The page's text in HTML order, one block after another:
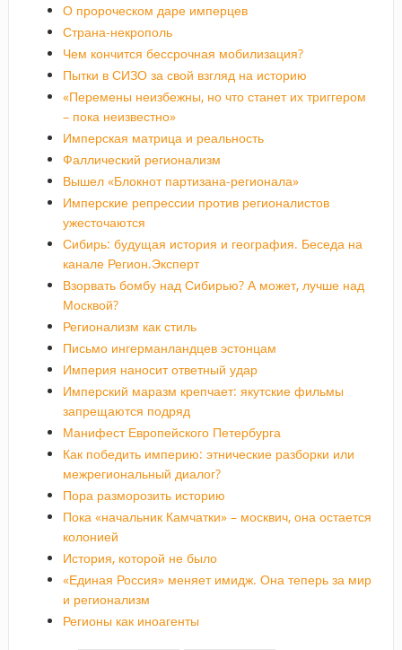
О пророческом даре имперцев
Страна-некрополь
Чем кончится бессрочная мобилизация?
Пытки в СИЗО за свой взгляд на историю
«Перемены неизбежны, но что станет их триггером
– пока неизвестно»
Имперская матрица и реальность
Фаллический регионализм
Вышел «Блокнот партизана-регионала»
Имперские репрессии против регионалистов
ужесточаются
Сибирь: будущая история и география. Беседа на
канале Регион.Эксперт
Взорвать бомбу над Сибирью? А может, лучше над
Москвой?
Регионализм как стиль
Письмо ингерманландцев эстонцам
Империя наносит ответный удар
Имперский маразм крепчает: якутские фильмы
запрещаются подряд
Манифест Европейского Петербурга
Как победить империю: этнические разборки или
межрегиональный диалог?
Пора разморозить историю
Пока «начальник Камчатки» – москвич, она остается
колонией
История, которой не было
«Единая Россия» меняет имидж. Она теперь за мир
и регионализм
Регионы как иноагенты